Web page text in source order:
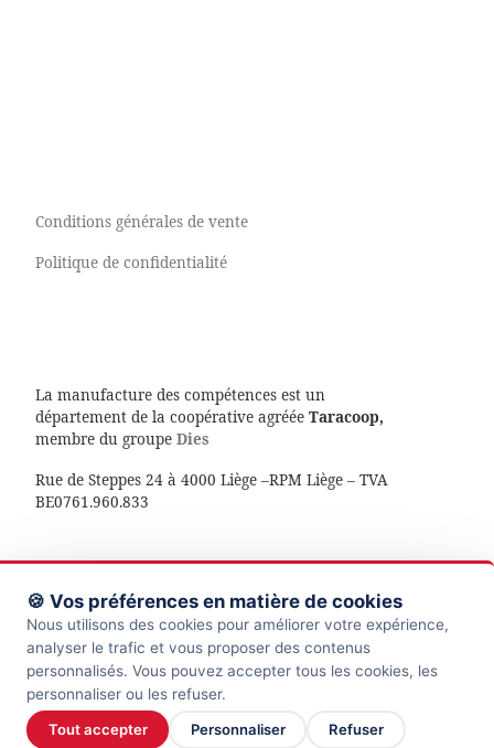
🍪 Vos préférences en matière de cookies
Nous utilisons des cookies pour améliorer votre expérience,
analyser le trafic et vous proposer des contenus
personnalisés. Vous pouvez accepter tous les cookies, les
personnaliser ou les refuser.
Tout accepter
Personnaliser Refuser
Conditions générales de vente
Politique de confidentialité
La manufacture des compétences est un
département de la coopérative agrééeTaracoop,
membre du groupe Dies
Rue de Steppes 24 à 4000 Liège –RPM Liège – TVA
BE0761.960.833
© 2026La manufacture des compétences– Tous droits
réservés
Propulsé parWP– Réalisé avec theThème Customizr